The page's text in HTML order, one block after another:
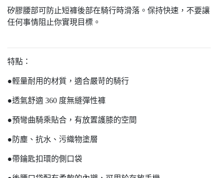
矽膠腰部可防止短褲後部在騎行時滑落。保持快速，不要讓
任何事情阻止你實現目標。
特點：
●輕量耐用的材質，適合嚴苛的騎行
●透氣舒適 360 度無縫彈性褲
●預彎曲騎乘貼合，有放置護膝的空間
●防塵、抗水、污織物塗層
●帶鑰匙扣環的側口袋